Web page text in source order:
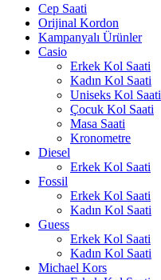
Cep Saati
Orijinal Kordon
Kampanyalı Ürünler
Casio
Erkek Kol Saati
Kadın Kol Saati
Uniseks Kol Saati
Çocuk Kol Saati
Masa Saati
Kronometre
Diesel
Erkek Kol Saati
Fossil
Erkek Kol Saati
Kadın Kol Saati
Guess
Erkek Kol Saati
Kadın Kol Saati
Michael Kors